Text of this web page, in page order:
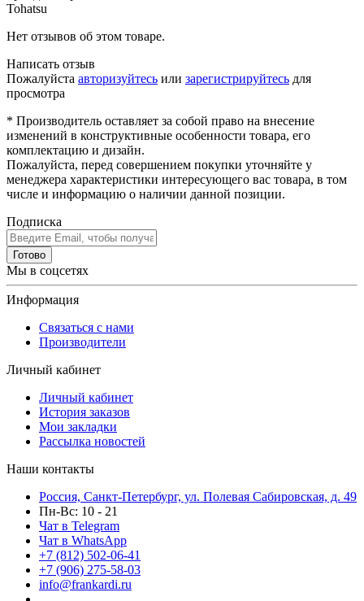
Tohatsu
Нет отзывов об этом товаре.
Написать отзыв
Пожалуйста авторизуйтесь или зарегистрируйтесь для
просмотра
* Производитель оставляет за собой право на внесение
изменений в конструктивные особенности товара, его
комплектацию и дизайн.
Пожалуйста, перед совершением покупки уточняйте у
менеджера характеристики интересующего вас товара, в том
числе и информацию о наличии данной позиции.
Подписка
Готово
Мы в соцсетях
Информация
Связаться с нами
Производители
Личный кабинет
Личный кабинет
История заказов
Мои закладки
Рассылка новостей
Наши контакты
Россия, Санкт-Петербург, ул. Полевая Сабировская, д. 49
Пн-Вс: 10 - 21
Чат в Telegram
Чат в WhatsApp
+7 (812) 502-06-41
+7 (906) 275-58-03
info@frankardi.ru